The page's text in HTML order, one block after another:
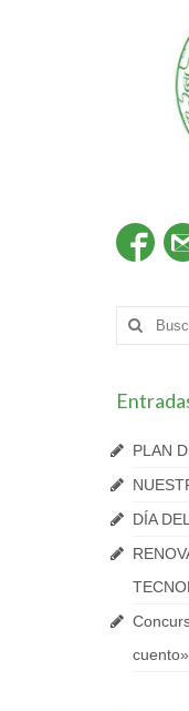
Buscar
por:
PLAN
DÍA
cuento»